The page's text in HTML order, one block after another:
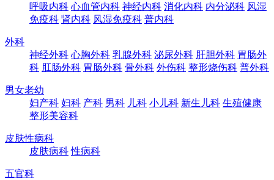
呼吸内科 心血管内科 神经内科 消化内科 内分泌科 风湿
免疫科 肾内科 风湿免疫科 普内科
外科
神经外科 心胸外科 乳腺外科 泌尿外科 肝胆外科 胃肠外
科 肛肠外科 胃肠外科 骨外科 外伤科 整形烧伤科 普外科
男女老幼
妇产科 妇科 产科 男科 儿科 小儿科 新生儿科 生殖健康
整形美容科
皮肤性病科
皮肤病科 性病科
五官科